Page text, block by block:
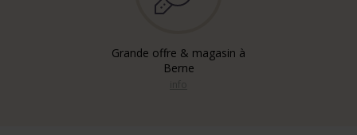
Grande offre & magasin à
Berne